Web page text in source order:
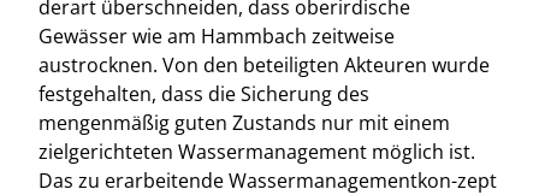
derart überschneiden, dass oberirdische
Gewässer wie am Hammbach zeitweise
austrocknen. Von den beteiligten Akteuren wurde
festgehalten, dass die Sicherung des
mengenmäßig guten Zustands nur mit einem
zielgerichteten Wassermanagement möglich ist.
Das zu erarbeitende Wassermanagementkon-zept